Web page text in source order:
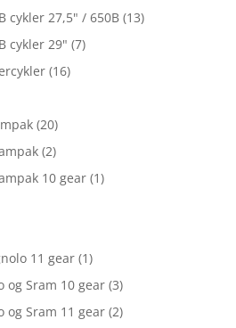
cykler 27,5" / 650B (13)
cykler 29" (7)
(16)
(20)
(2)
10 gear (1)
11 gear (1)
og Sram 10 gear (3)
og Sram 11 gear (2)